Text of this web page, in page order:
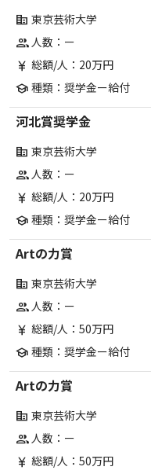
corporate_fare 東京芸術大学
group人数：ー
currency_yen 総額/人：20万円
school 種類：奨学金ー給付
河北賞奨学金
corporate_fare 東京芸術大学
group人数：ー
currency_yen 総額/人：20万円
school 種類：奨学金ー給付
Artの力賞
corporate_fare 東京芸術大学
group人数：ー
currency_yen 総額/人：50万円
school 種類：奨学金ー給付
Artの力賞
corporate_fare 東京芸術大学
group人数：ー
currency_yen 総額/人：50万円